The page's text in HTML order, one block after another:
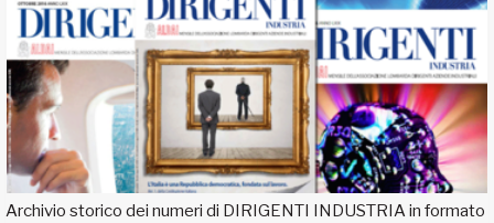
Archivio storico dei numeri di DIRIGENTI INDUSTRIA in formato